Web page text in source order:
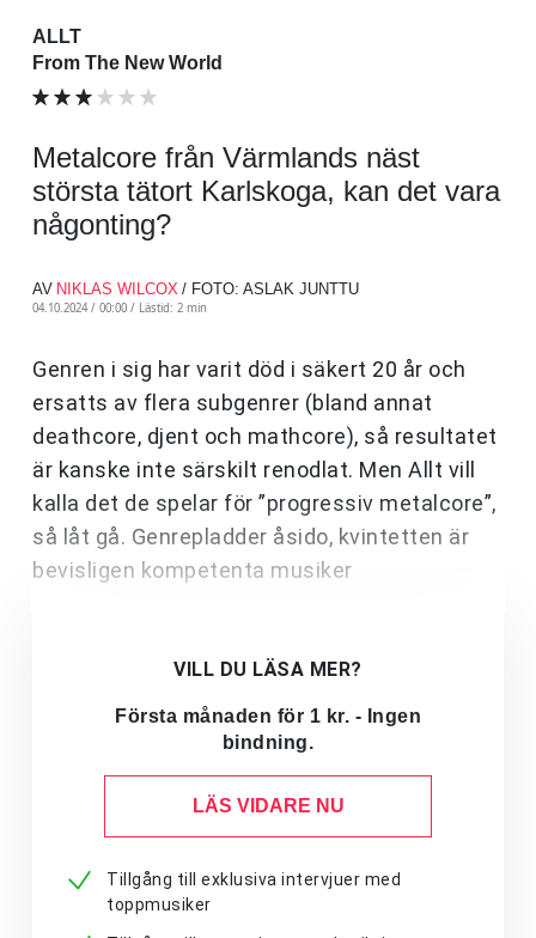
ALLT
From The New World
Metalcore från Värmlands näst
största tätort Karlskoga, kan det vara
någonting?
AV NIKLAS WILCOX / FOTO: ASLAK JUNTTU
04.10.2024 / 00:00 / Lästid: 2 min
Genren i sig har varit död i säkert 20 år och
ersatts av flera subgenrer (bland annat
deathcore, djent och mathcore), så resultatet
är kanske inte särskilt renodlat. Men Allt vill
kalla det de spelar för ”progressiv metalcore”,
så låt gå. Genrepladder åsido, kvintetten är
bevisligen kompetenta musiker
VILL DU LÄSA MER?
Första månaden för 1 kr. - Ingen
bindning.
LÄS VIDARE NU
Tillgång till exklusiva intervjuer med
toppmusiker